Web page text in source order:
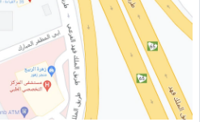
عيون الطفل الرضيع تدمع